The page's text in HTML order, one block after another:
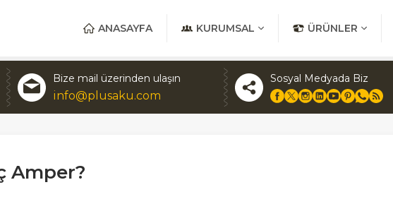
ANASAYFA KURUMSAL ÜRÜNLER
Bize mail üzerinden ulaşın
info@plusaku.com
Sosyal Medyada Biz
Amper?